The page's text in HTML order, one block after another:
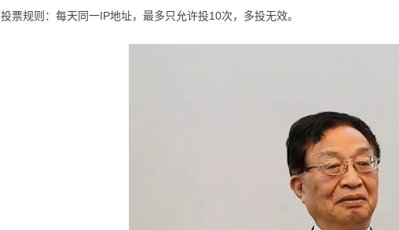
投票规则：每天同一IP地址，最多只允许投10次，多投无效。